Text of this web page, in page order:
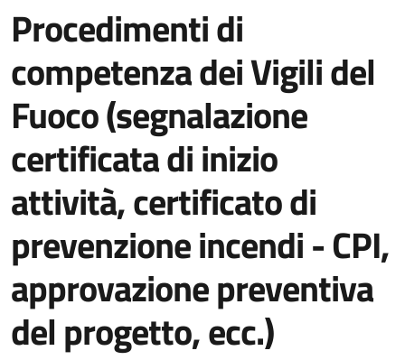
Procedimenti di
competenza dei Vigili del
Fuoco (segnalazione
certificata di inizio
attività, certificato di
prevenzione incendi - CPI,
approvazione preventiva
del progetto, ecc.)